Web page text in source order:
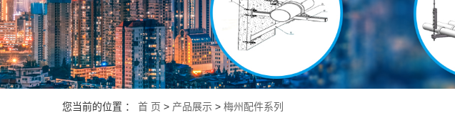
您当前的位置 ： 首 页 > 产品展示 > 梅州配件系列